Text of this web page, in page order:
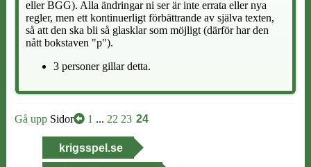
eller BGG). Alla ändringar ni ser är inte errata eller nya
regler, men ett kontinuerligt förbättrande av själva texten,
så att den ska bli så glasklar som möjligt (därför har den
nått bokstaven "p").
3 personer gillar detta.
Gå upp Sidor 1 ... 22 23 24
krigsspel.se